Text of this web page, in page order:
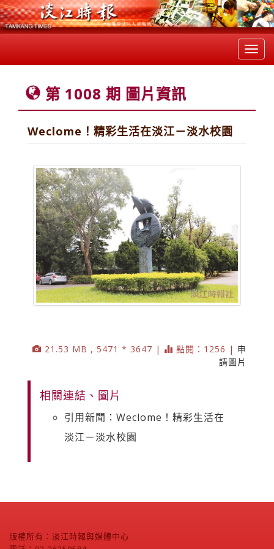
第 1008 期 圖片資訊
Weclome！精彩生活在淡江－淡水校園
21.53 MB , 5471 * 3647 | 點閱：1256 | 申
請圖片
相關連結、圖片
引用新聞：Weclome！精彩生活在
淡江－淡水校園
版權所有：淡江時報與媒體中心